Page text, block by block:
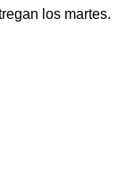
los martes.